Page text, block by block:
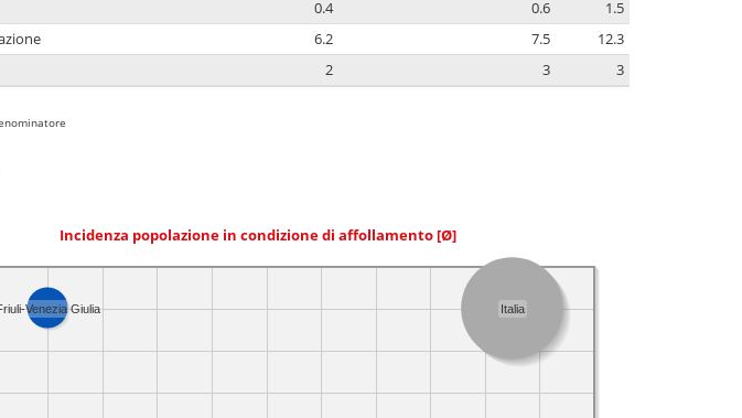
0.4 0.6
1.5
6.2 7.5
12.3
2 3 3
Incidenza popolazione in condizione di affollamento [Ø]
Italia
Venezia Giulia